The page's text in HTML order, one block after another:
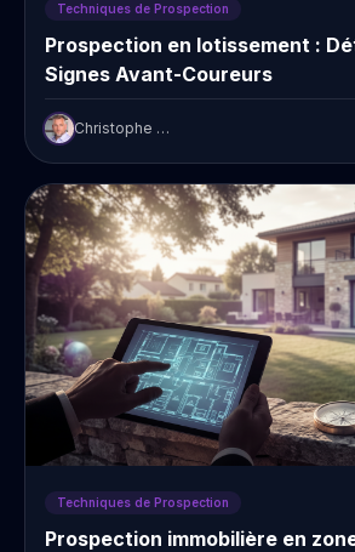
Techniques de Prospection
Prospection en lotissement :
Signes Avant-Coureurs
Christophe Prudent
Techniques de Prospection
Prospection immobilière en